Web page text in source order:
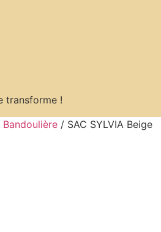
transforme !
Bandoulière / SAC SYLVIA Beige